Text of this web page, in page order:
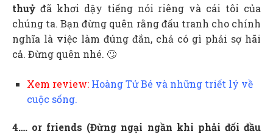
thuỷ đã khơi dậy tiếng nói riêng và cái tôi của
chúng ta. Bạn đừng quên rằng đấu tranh cho chính
nghĩa là việc làm đúng đắn, chả có gì phải sợ hãi
cả. Đừng quên nhé. 🙄
Xem review: Hoàng Tử Bé và những triết lý về
cuộc sống.
4…. or friends (Đừng ngại ngần khi phải đối đầu